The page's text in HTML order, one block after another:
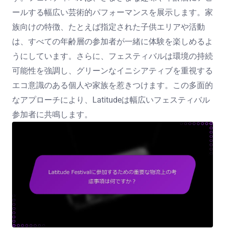
ールする幅広い芸術的パフォーマンスを展示します。家
族向けの特徴、たとえば指定された子供エリアや活動
は、すべての年齢層の参加者が一緒に体験を楽しめるよ
うにしています。さらに、フェスティバルは環境の持続
可能性を強調し、グリーンなイニシアティブを重視する
エコ意識のある個人や家族を惹きつけます。この多面的
なアプローチにより、Latitudeは幅広いフェスティバル
参加者に共鳴します。